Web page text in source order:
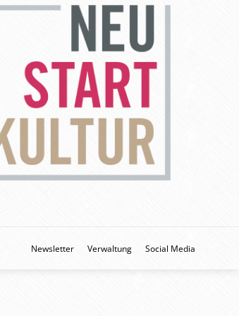
Newsletter Verwaltung Social Media